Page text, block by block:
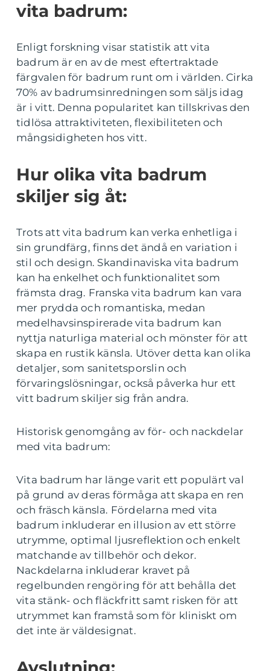
vita badrum:
Enligt forskning visar statistik att vita
badrum är en av de mest eftertraktade
färgvalen för badrum runt om i världen. Cirka
70% av badrumsinredningen som säljs idag
är i vitt. Denna popularitet kan tillskrivas den
tidlösa attraktiviteten, flexibiliteten och
mångsidigheten hos vitt.
Hur olika vita badrum
skiljer sig åt:
Trots att vita badrum kan verka enhetliga i
sin grundfärg, finns det ändå en variation i
stil och design. Skandinaviska vita badrum
kan ha enkelhet och funktionalitet som
främsta drag. Franska vita badrum kan vara
mer prydda och romantiska, medan
medelhavsinspirerade vita badrum kan
nyttja naturliga material och mönster för att
skapa en rustik känsla. Utöver detta kan olika
detaljer, som sanitetsporslin och
förvaringslösningar, också påverka hur ett
vitt badrum skiljer sig från andra.
Historisk genomgång av för- och nackdelar
med vita badrum:
Vita badrum har länge varit ett populärt val
på grund av deras förmåga att skapa en ren
och fräsch känsla. Fördelarna med vita
badrum inkluderar en illusion av ett större
utrymme, optimal ljusreflektion och enkelt
matchande av tillbehör och dekor.
Nackdelarna inkluderar kravet på
regelbunden rengöring för att behålla det
vita stänk- och fläckfritt samt risken för att
utrymmet kan framstå som för kliniskt om
det inte är väldesignat.